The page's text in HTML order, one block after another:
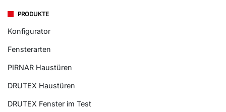
PRODUKTE
Konfigurator
Fensterarten
PIRNAR Haustüren
DRUTEX Haustüren
DRUTEX Fenster im Test